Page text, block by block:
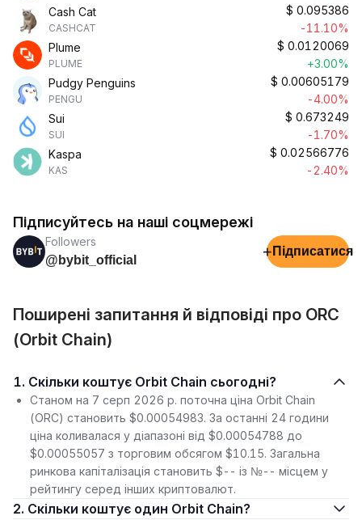
Cash Cat
CASHCAT
$ 0.095386
-11.10%
Plume
PLUME
$ 0.0120069
+3.00%
Pudgy Penguins
PENGU
$ 0.00605179
-4.00%
Sui
SUI
$ 0.673249
-1.70%
Kaspa
KAS
$ 0.02566776
-2.40%
Підписуйтесь на наші соцмережі
Followers
@bybit_official
+ Підписатися
Поширені запитання й відповіді про ORC
(Orbit Chain)
1. Скільки коштує Orbit Chain сьогодні?
Станом на 7 серп 2026 р. поточна ціна Orbit Chain
(ORC) становить $0.00054983. За останні 24 години
ціна коливалася у діапазоні від $0.00054788 до
$0.00055057 з торговим обсягом $10.15. Загальна
ринкова капіталізація становить $-- із №-- місцем у
рейтингу серед інших криптовалют.
2. Скільки коштує один Orbit Chain?